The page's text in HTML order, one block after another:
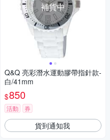
補貨中
Q&Q 亮彩潛水運動膠帶指針款-
白/41mm
$850
活動 券
貨到通知我